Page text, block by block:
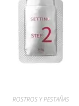
ROSTROS Y PESTAÑAS